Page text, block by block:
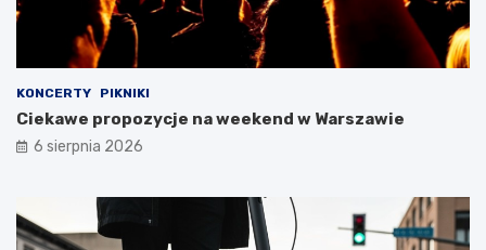
KONCERTY PIKNIKI
Ciekawe propozycje na weekend w Warszawie
6 sierpnia 2026